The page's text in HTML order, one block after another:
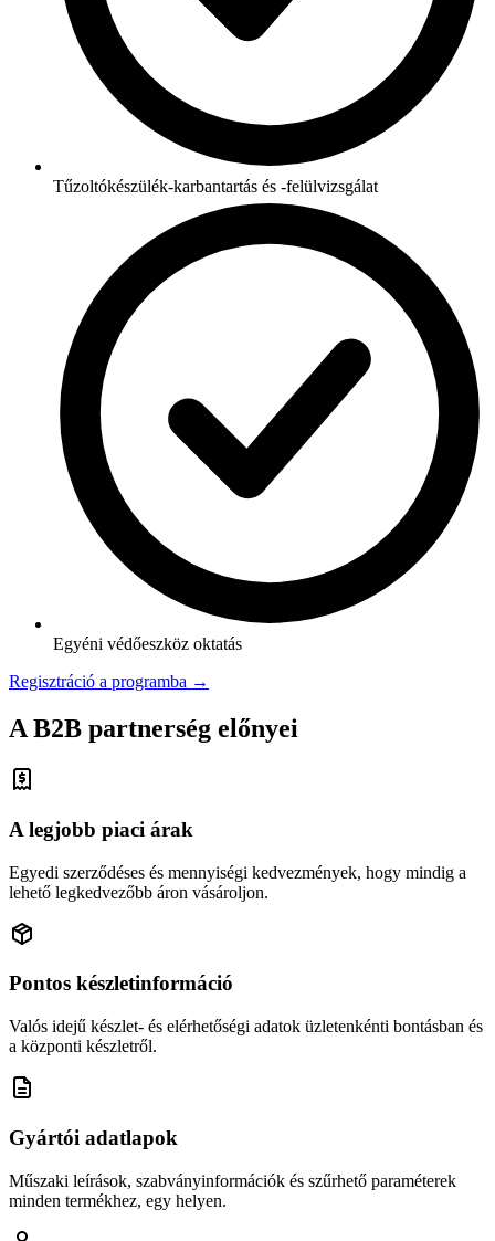
Tűzoltókészülék-karbantartás és -felülvizsgálat
Egyéni védőeszköz oktatás
Regisztráció a programba →
A B2B partnerség előnyei
A legjobb piaci árak
Egyedi szerződéses és mennyiségi kedvezmények, hogy mindig a
lehető legkedvezőbb áron vásároljon.
Pontos készletinformáció
Valós idejű készlet- és elérhetőségi adatok üzletenkénti bontásban és
a központi készletről.
Gyártói adatlapok
Műszaki leírások, szabványinformációk és szűrhető paraméterek
minden termékhez, egy helyen.